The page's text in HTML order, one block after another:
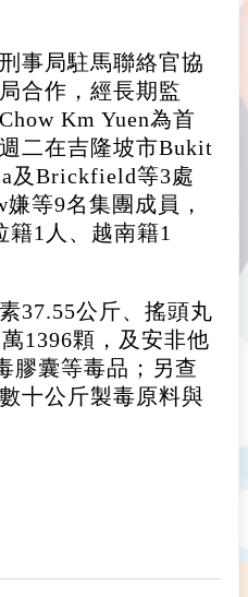
事局駐馬聯絡官協
合作，經長期監
Km Yuen為首
二在吉隆坡市Bukit
及Brickfield等3處
等9名集團成員，
籍1人、越南籍1
37.55公斤、搖頭丸
1396顆，及安非他
膠囊等毒品；另查
十公斤製毒原料與